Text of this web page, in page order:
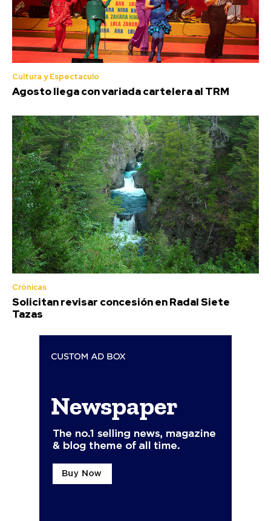
Cultura y Espectaculo
Agosto llega con variada cartelera al TRM
Crónicas
Solicitan revisar concesión en Radal Siete
Tazas